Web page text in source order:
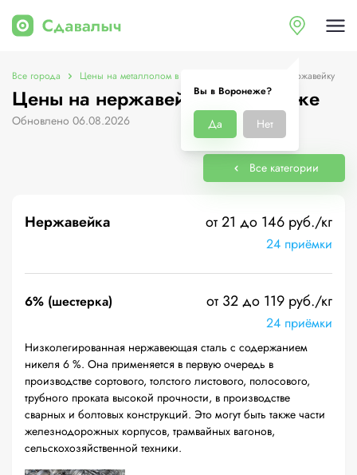
Вы в Воронеже?
Да Нет
Все города Цены на металлолом в Воронеже Цены на нержавейку
Цены на нержавейку в Воронеже
Обновлено 06.08.2026
Все категории
Нержавейка от 21 до 146 руб./кг
24 приёмки
6% (шестерка) от 32 до 119 руб./кг
24 приёмки
Низколегированная нержавеющая сталь с содержанием
никеля 6 %. Она применяется в первую очередь в
производстве сортового, толстого листового, полосового,
трубного проката высокой прочности, в производстве
сварных и болтовых конструкций. Это могут быть также части
железнодорожных корпусов, трамвайных вагонов,
сельскохозяйственной техники.